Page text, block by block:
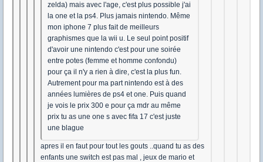
zelda) mais avec l'age, c'est plus possible j'ai
la one et la ps4. Plus jamais nintendo. Même
mon iphone 7 plus fait de meilleurs
graphismes que la wii u. Le seul point positif
d'avoir une nintendo c'est pour une soirée
entre potes (femme et homme confondu)
pour ça il n'y a rien à dire, c'est la plus fun.
Autrement pour ma part nintendo est à des
années lumières de ps4 et one. Puis quand
je vois le prix 300 e pour ça mdr au même
prix tu as une one s avec fifa 17 c'est juste
une blague
apres il en faut pour tout les gouts ..quand tu as des
enfants une switch est pas mal , jeux de mario et